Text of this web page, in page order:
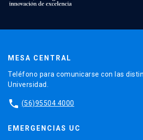
MESA CENTRAL
Teléfono para comunicarse con las
Universidad.
phone (56)95504 4000
EMERGENCIAS UC